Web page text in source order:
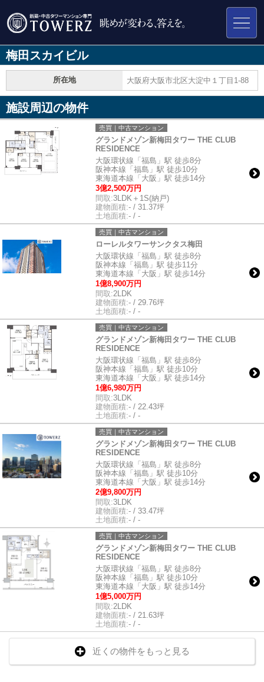
梅田スカイビル
所在地 大阪府大阪市北区大淀中１丁目1-88
施設周辺の物件
売買｜中古マンション
グランドメゾン新梅田タワー THE CLUB
RESIDENCE
大阪環状線「福島」駅 徒歩8分
阪神本線「福島」駅 徒歩10分
東海道本線「大阪」駅 徒歩14分
3億2,500万円
間取:3LDK＋1S(納戸)
建物面積:- / 31.37坪
土地面積:- / -
売買｜中古マンション
ローレルタワーサンクタス梅田
大阪環状線「福島」駅 徒歩8分
阪神本線「福島」駅 徒歩11分
東海道本線「大阪」駅 徒歩14分
1億8,900万円
間取:2LDK
建物面積:- / 29.76坪
土地面積:- / -
売買｜中古マンション
グランドメゾン新梅田タワー THE CLUB
RESIDENCE
大阪環状線「福島」駅 徒歩8分
阪神本線「福島」駅 徒歩10分
東海道本線「大阪」駅 徒歩14分
1億6,980万円
間取:3LDK
建物面積:- / 22.43坪
土地面積:- / -
売買｜中古マンション
グランドメゾン新梅田タワー THE CLUB
RESIDENCE
大阪環状線「福島」駅 徒歩8分
阪神本線「福島」駅 徒歩10分
東海道本線「大阪」駅 徒歩14分
2億9,800万円
間取:3LDK
建物面積:- / 33.47坪
土地面積:- / -
売買｜中古マンション
グランドメゾン新梅田タワー THE CLUB
RESIDENCE
大阪環状線「福島」駅 徒歩8分
阪神本線「福島」駅 徒歩10分
東海道本線「大阪」駅 徒歩14分
1億5,000万円
間取:2LDK
建物面積:- / 21.63坪
土地面積:- / -
近くの物件をもっと見る